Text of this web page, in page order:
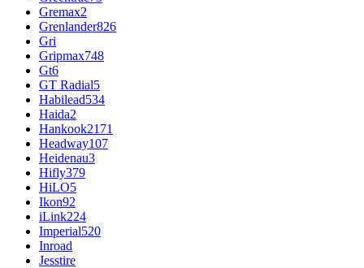
Gremax2
Grenlander826
Gri
Gripmax748
Gt6
GT Radial5
Habilead534
Haida2
Hankook2171
Headway107
Heidenau3
Hifly379
HiLO5
Ikon92
iLink224
Imperial520
Inroad
Jesstire